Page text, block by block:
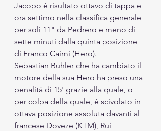
Jacopo è risultato ottavo di tappa e
ora settimo nella classifica generale
per soli 11" da Pedrero e meno di
sette minuti dalla quinta posizione
di Franco Caimi (Hero).
Sebastian Buhler che ha cambiato il
motore della sua Hero ha preso una
penalità di 15' grazie alla quale, o
per colpa della quale, è scivolato in
ottava posizione assoluta davanti al
francese Doveze (KTM), Rui